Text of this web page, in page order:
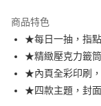
合作金庫商業銀行
華南商業銀行
上海商業儲蓄銀行
國泰世華商業銀行
臺灣中小企業銀行
6 期 0 利率 每期
華南商業銀行
上海商業儲蓄銀行
國泰世華商業銀行
12 期 0 利率
合作金庫商業銀行
上海商業儲蓄銀行
24 期 0 利率
合作金庫商業銀行
超商取貨付款
商品特色
★每日一抽，指
★精緻壓克力籤
★內頁全彩印刷
★四款主題，封